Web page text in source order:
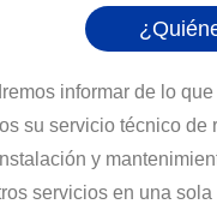
informar de lo
su servicio técnico
y
servicios en una